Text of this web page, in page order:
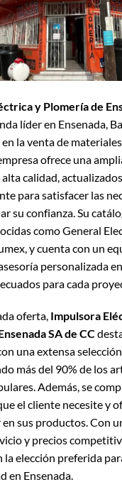
y Plomería de
líder en Ensenada,
la venta de
ofrece una
calidad, actualizados
para satisfacer las
su confianza. Su
como General
y cuenta con un
personalizada
para cada
oferta, Impulsora
SA de CC
una extensa
más del 90% de los
Además, se
el cliente necesite y
sus productos. Con
y precios
elección preferida
en Ensenada.